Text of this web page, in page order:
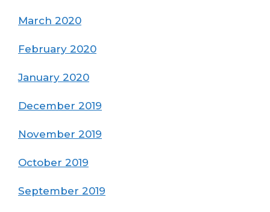
March 2020
February 2020
January 2020
December 2019
November 2019
October 2019
September 2019